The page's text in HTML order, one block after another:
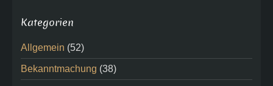
Kategorien
Allgemein (52)
Bekanntmachung (38)